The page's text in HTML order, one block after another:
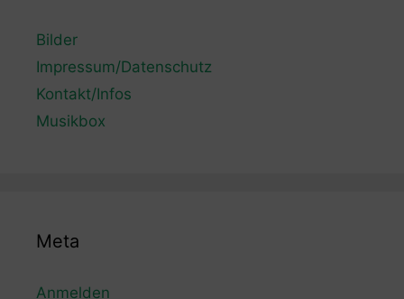
Bilder
Impressum/Datenschutz
Kontakt/Infos
Musikbox
Meta
Anmelden